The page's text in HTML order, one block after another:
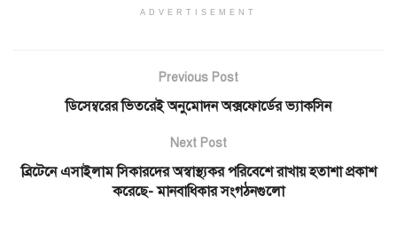
ADVERTISEMENT
Previous Post
ডিসেম্বরের ‍ভিতরেই অনুমোদন অক্সফোর্ডের ভ্যাকসিন
Next Post
ব্রিটেনে এসাইলাম সিকারদের অস্বাস্থ্যকর পরিবেশে রাখায় হতাশা প্রকাশ
করেছে- মানবাধিকার সংগঠনগুলো